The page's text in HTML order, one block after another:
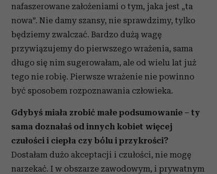
nafaszerowane założeniami o tym, jaka jest „ta
nowa”. Nie damy szansy, nie sprawdzimy, tylko
będziemy zwalczać. Bardzo dużą wagę
przywiązujemy do pierwszego wrażenia, sama
długo się nim sugerowałam, ale od wielu lat już
tego nie robię. Pierwsze wrażenie nie powinno
być sposobem rozpoznawania człowieka.
Gdybyś miała zrobić małe podsumowanie – ty
sama doznałaś od innych kobiet więcej
czułości i ciepła czy bólu i przykrości?
Dostałam dużo akceptacji i czułości, nie mogę
narzekać. I w obszarze zawodowym, i prywatnym